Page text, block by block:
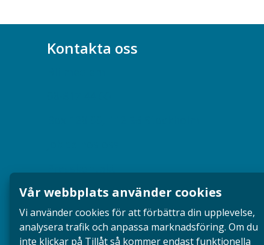
Kontakta oss
Dina försäkringar i Akademikerförsäkring
Vår webbplats använder cookies
Vi använder cookies för att förbättra din upplevelse,
analysera trafik och anpassa marknadsföring. Om du
inte klickar på Tillåt så kommer endast funktionella